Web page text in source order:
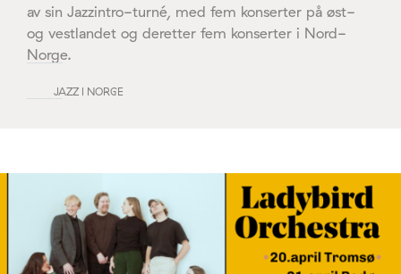
av sin Jazzintro-turné, med fem konserter på øst-
og vestlandet og deretter fem konserter i Nord-
Norge.
JAZZ I NORGE